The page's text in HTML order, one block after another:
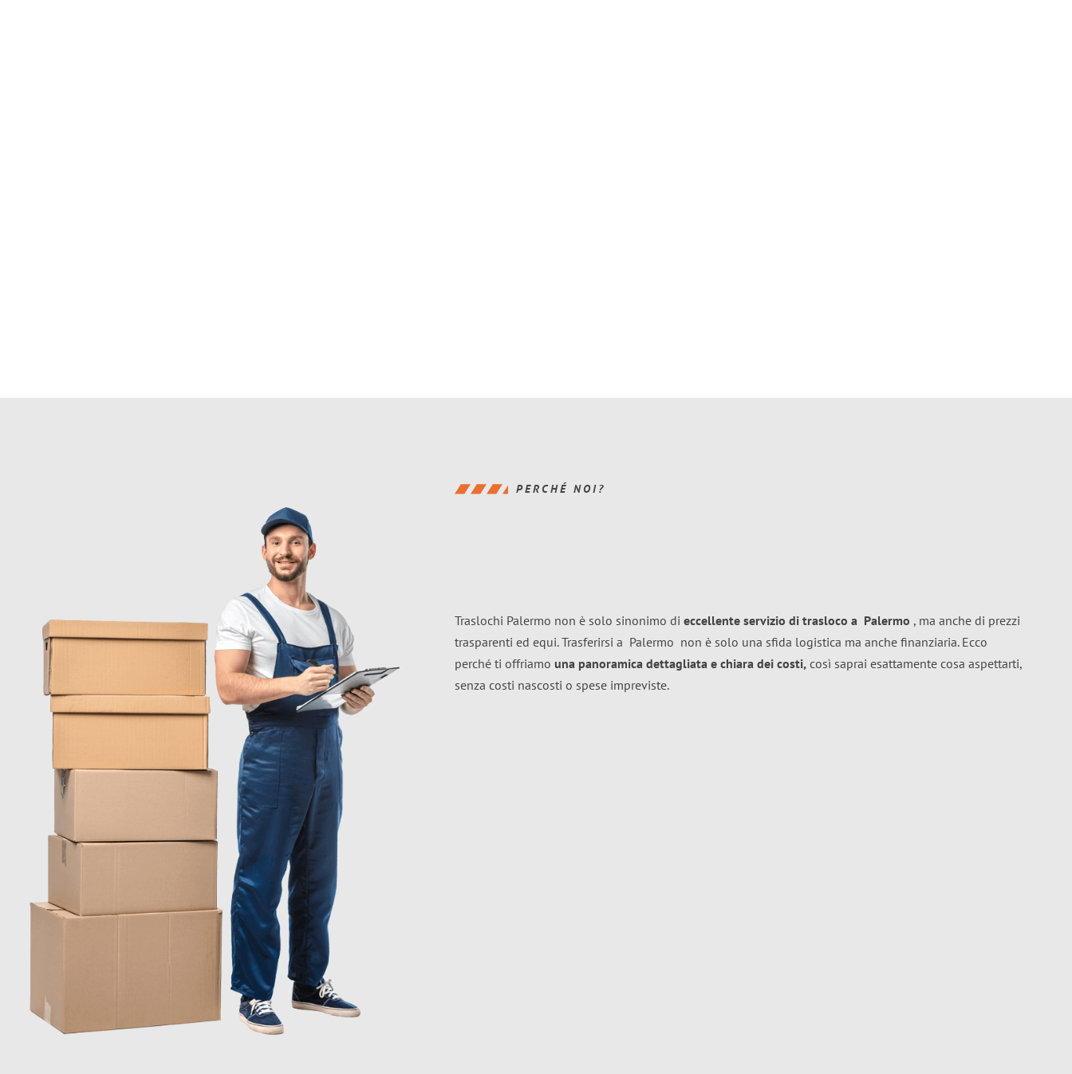
PERCHÉ NOI?
Traslochi Palermo non è solo sinonimo di eccellente servizio di trasloco a Palermo , ma anche di prezzi
trasparenti ed equi. Trasferirsi a Palermo non è solo una sfida logistica ma anche finanziaria. Ecco
perché ti offriamo una panoramica dettagliata e chiara dei costi, così saprai esattamente cosa aspettarti,
senza costi nascosti o spese impreviste.